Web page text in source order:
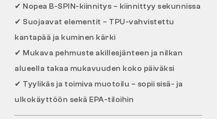
✔ Nopea B-SPIN-kiinnitys – kiinnittyy sekunnissa
✔ Suojaavat elementit – TPU-vahvistettu
kantapää ja kuminen kärki
✔ Mukava pehmuste akillesjänteen ja nilkan
alueella takaa mukavuuden koko päiväksi
✔ Tyylikäs ja toimiva muotoilu – sopii sisä- ja
ulkokäyttöön sekä EPA-tiloihin